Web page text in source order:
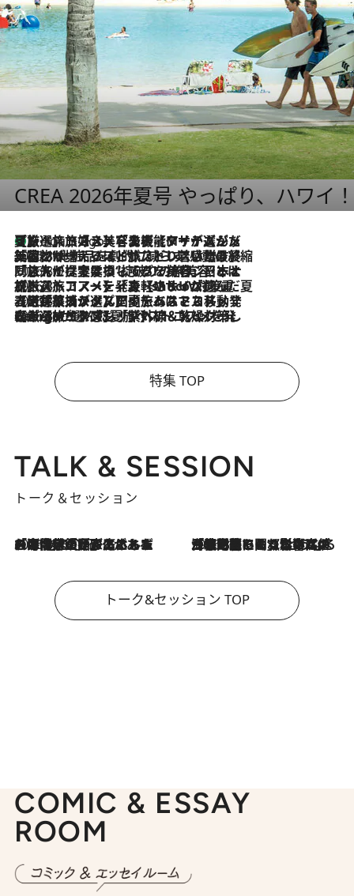
CREA 2026年夏号 やっぱり、ハワイ
8 Hours Ago
【厳選旅コスメ】「多機能アイテムがメイン！」旅好き美容エディターが選んだ夏旅ベストコスメを発表【Mサイズジップ】
2026.8.6
「荷物が増えるほど旅ストレスは増す」美容ジャーナリストがたどり着いた最終結論。“化粧品を劇的に減らす”感動の凝縮美容とは
2026.8.6
「旅先には金髪ウィッグを持参」日本と同じメイクでは損してる!? 美容ジャーナリストが提案する“掟破りの旅美容”とは
2026.8.6
【厳選旅コスメ】「身軽さ＆UV対策重視！」ヘアアーティストshucoが選んだ夏旅ベストコスメを発表【Mサイズジップ】
2026.8.5
【厳選旅コスメ】国内をあちこち移動する河井菜摘が選んだ夏旅ベストコスメ発表！「リラックスアイテムはマスト」【Mサイズジップ】
2026.8.4
【厳選旅コスメ】「紫外線＆乾燥対策しながらメイク感も！」ヘア＆メイクGeorgeが選んだ夏旅ベストコスメを発表！【Mサイズジップ】
特集 TOP
TALK & SESSION
トーク＆セッション
2026.8.3
「今後値上げがあるとすれば…」「リスクがあるのは今年の冬」エネルギー専門家が語る、ホルムズ海峡封鎖が家庭にもたらす“ある心配” 2026.8.3
「住宅建てられない…」「サーチャージ料の高値が続いている」ホルムズ海峡封鎖による影響はいつまで続く？《エネルギー専門家に聞く“どうなる日本の暮らし”》
トーク&セッション TOP
COMIC & ESSAY
ROOM